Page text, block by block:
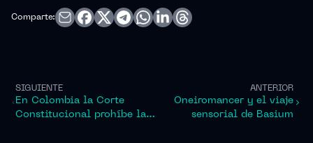
Comparte:
SIGUIENTE
En Colombia la Corte
Constitucional prohíbe las
ANTERIOR
Oneiromancer y el viaje
sensorial de Basium